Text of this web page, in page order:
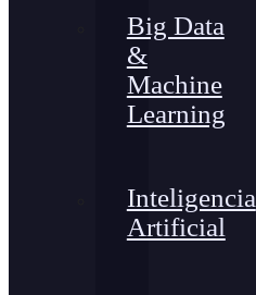
Big Data
&
Machine
Learning
Inteligencia
Artificial